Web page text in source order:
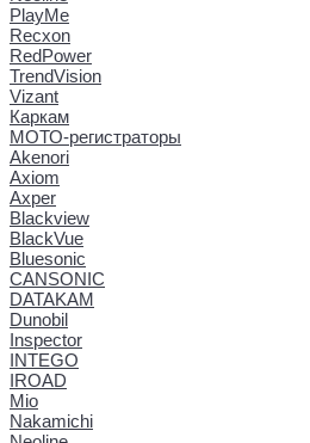
PlayMe
Recxon
RedPower
TrendVision
Vizant
Каркам
МОТО-регистраторы
Akenori
Axiom
Axper
Blackview
BlackVue
Bluesonic
CANSONIC
DATAKAM
Dunobil
Inspector
INTEGO
IROAD
Mio
Nakamichi